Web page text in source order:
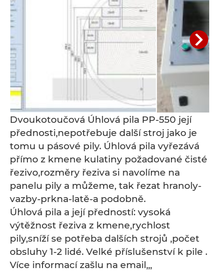
Dvoukotoučová Úhlová pila PP-550 její
přednosti,nepotřebuje další stroj jako je
tomu u pásové pily. Úhlová pila vyřezává
přímo z kmene kulatiny požadované čisté
řezivo,rozměry řeziva si navolíme na
panelu pily a můžeme, tak řezat hranoly-
vazby-prkna-latě-a podobně.
Úhlová pila a její předností: vysoká
výtěžnost řeziva z kmene,rychlost
pily,sníží se potřeba dalších strojů ,počet
obsluhy 1-2 lidé. Velké příslušenství k pile .
Více informací zašlu na email,,,